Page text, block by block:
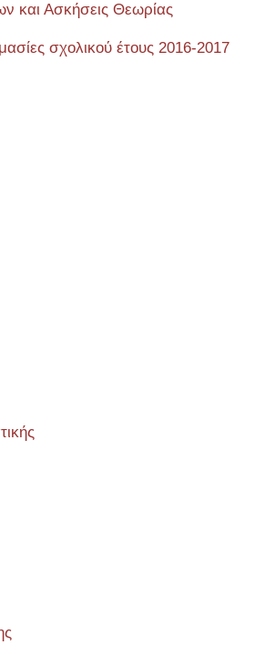
και Ασκήσεις Θεωρίας
σχολικού έτους 2016-2017